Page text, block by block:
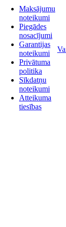
Maksājumu
noteikumi
Piegādes
nosacījumi
Garantijas
noteikumi
Privātuma
politika
Sīkdatņu
noteikumi
Atteikuma
tiesības